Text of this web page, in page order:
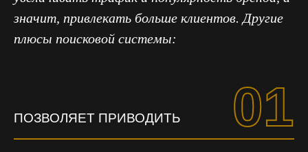
значит, привлекать больше клиентов. Другие
плюсы поисковой системы:
ПОЗВОЛЯЕТ ПРИВОДИТЬ 01